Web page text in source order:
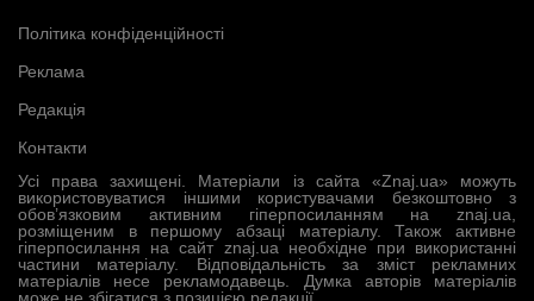
Усі права захищені. Матеріали із сайта «Znaj.ua» можуть
використовуватися іншими користувачами безкоштовно з
обов’язковим активним гіперпосиланням на znaj.ua,
розміщеним в першому абзаці матеріалу. Також активне
гіперпосилання на сайт znaj.ua необхідне при використанні
частини матеріалу. Відповідальність за зміст рекламних
матеріалів несе рекламодавець. Думка авторів матеріалів
Політика конфіденційності
Реклама
Редакція
Контакти